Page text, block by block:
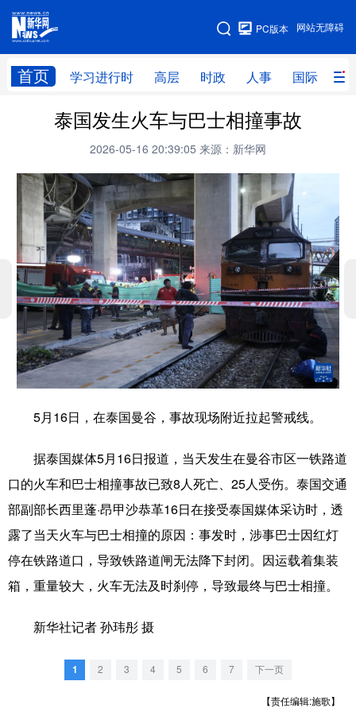
网站无障碍
PC版本
首页 学习进行时 高层 时政 人事 国际 财
网站地图
学习进行时 高层 时政 人事
财经 网评
台湾 思客智库 全球连线 教育
科技 科创 体育
文化 书画 健康 军事
访谈 视频 图片 政务
法律 中央文件 金融 汽车
食品 信息化 数字经济
学术中国 乡村振兴 银龄 溯源中国
城市 旅游 能源 会展
彩票 娱乐 时尚 悦读
公益 一带一路 亚太网 上市公司
文化产业
地方频道
泰国发生火车与巴士相撞事故
2026-05-16 20:39:05 来源：新华网
5月16日，在泰国曼谷，事故现场附近拉起警戒线。
据泰国媒体5月16日报道，当天发生在曼谷市区一铁路道
口的火车和巴士相撞事故已致8人死亡、25人受伤。泰国交通
部副部长西里蓬·昂甲沙恭革16日在接受泰国媒体采访时，透
露了当天火车与巴士相撞的原因：事发时，涉事巴士因红灯
停在铁路道口，导致铁路道闸无法降下封闭。因运载着集装
箱，重量较大，火车无法及时刹停，导致最终与巴士相撞。
新华社记者 孙玮彤 摄
1 2 3 4 5 6 7 下一页
【责任编辑:施歌】